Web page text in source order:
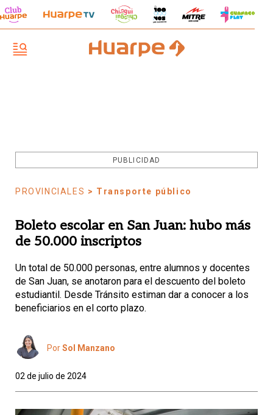
PUBLICIDAD
PROVINCIALES > Transporte público
Boleto escolar en San Juan: hubo más
de 50.000 inscriptos
Un total de 50.000 personas, entre alumnos y docentes
de San Juan, se anotaron para el descuento del boleto
estudiantil. Desde Tránsito estiman dar a conocer a los
beneficiarios en el corto plazo.
PorSol Manzano
02 de julio de 2024